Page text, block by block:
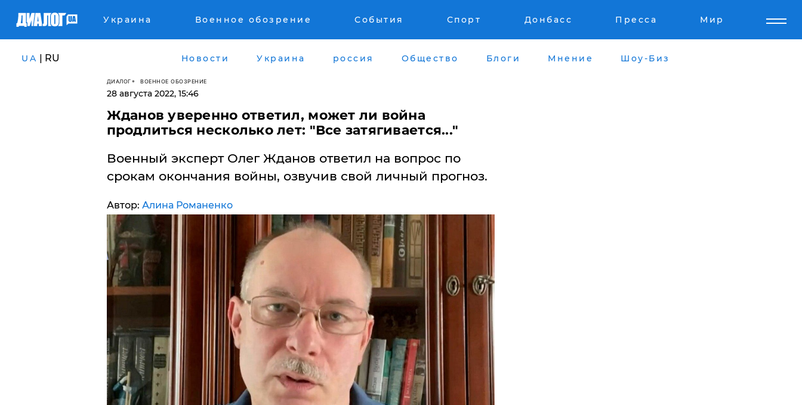
Украина Военное обозрение События Спорт Донбасс Пресса Мир
UA | RU Новости Украина россия Общество Блоги Мнение Шоу-Биз
ДИАЛОГ ВОЕННОЕ ОБОЗРЕНИЕ
28 августа 2022, 15:46
Жданов уверенно ответил, может ли война
продлиться несколько лет: "Все затягивается..."
Военный эксперт Олег Жданов ответил на вопрос по
срокам окончания войны, озвучив свой личный прогноз.
Автор: Алина Романенко